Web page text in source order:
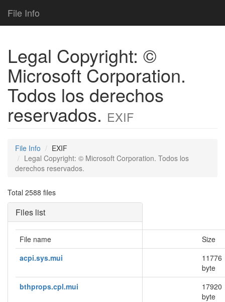
File Info
Legal Copyright: ©
Microsoft Corporation.
Todos los derechos
reservados. EXIF
File Info
EXIF
Legal Copyright: © Microsoft Corporation. Todos los
derechos reservados.
Total 2588 files
Files list
File name
Size
acpi.sys.mui
11776
byte
bthprops.cpl.mui
17920
byte